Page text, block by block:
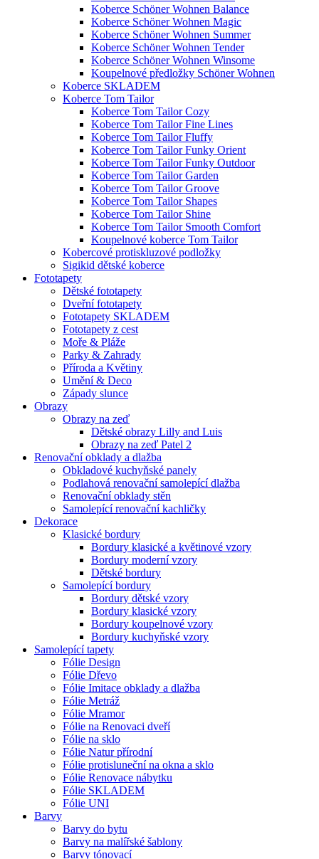
Koberce Schöner Wohnen Balance
Koberce Schöner Wohnen Magic
Koberce Schöner Wohnen Summer
Koberce Schöner Wohnen Tender
Koberce Schöner Wohnen Winsome
Koupelnové předložky Schöner Wohnen
Koberce SKLADEM
Koberce Tom Tailor
Koberce Tom Tailor Cozy
Koberce Tom Tailor Fine Lines
Koberce Tom Tailor Fluffy
Koberce Tom Tailor Funky Orient
Koberce Tom Tailor Funky Outdoor
Koberce Tom Tailor Garden
Koberce Tom Tailor Groove
Koberce Tom Tailor Shapes
Koberce Tom Tailor Shine
Koberce Tom Tailor Smooth Comfort
Koupelnové koberce Tom Tailor
Kobercové protiskluzové podložky
Sigikid dětské koberce
Fototapety
Dětské fototapety
Dveřní fototapety
Fototapety SKLADEM
Fototapety z cest
Moře & Pláže
Parky & Zahrady
Příroda a Květiny
Umění & Deco
Západy slunce
Obrazy
Obrazy na zeď
Dětské obrazy Lilly and Luis
Obrazy na zeď Patel 2
Renovační obklady a dlažba
Obkladové kuchyňské panely
Podlahová renovační samolepící dlažba
Renovační obklady stěn
Samolepící renovační kachličky
Dekorace
Klasické bordury
Bordury klasické a květinové vzory
Bordury moderní vzory
Dětské bordury
Samolepící bordury
Bordury dětské vzory
Bordury klasické vzory
Bordury koupelnové vzory
Bordury kuchyňské vzory
Samolepící tapety
Fólie Design
Fólie Dřevo
Fólie Imitace obklady a dlažba
Fólie Metráž
Fólie Mramor
Fólie na Renovaci dveří
Fólie na sklo
Fólie Natur přírodní
Fólie protisluneční na okna a sklo
Fólie Renovace nábytku
Fólie SKLADEM
Fólie UNI
Barvy
Barvy do bytu
Barvy na malířské šablony
Barvy tónovací